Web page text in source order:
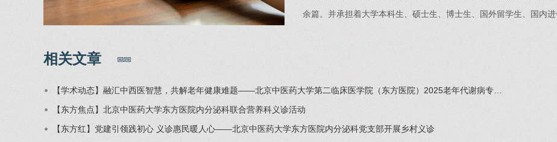
余篇。并承担着大学本科生、硕士生、博士生、国外留学生、国内
相关文章
【学术动态】融汇中西医智慧，共解老年健康难题——北京中医药大学第二临床医学院（东方医院）2025老年代谢病专…
【东方焦点】北京中医药大学东方医院内分泌科联合营养科义诊活动
【东方红】党建引领践初心 义诊惠民暖人心——北京中医药大学东方医院内分泌科党支部开展乡村义诊